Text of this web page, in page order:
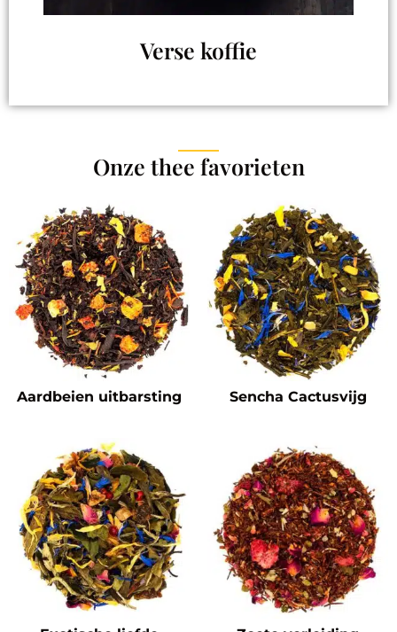
Verse koffie
Onze thee favorieten
Aardbeien uitbarsting Sencha Cactusvijg